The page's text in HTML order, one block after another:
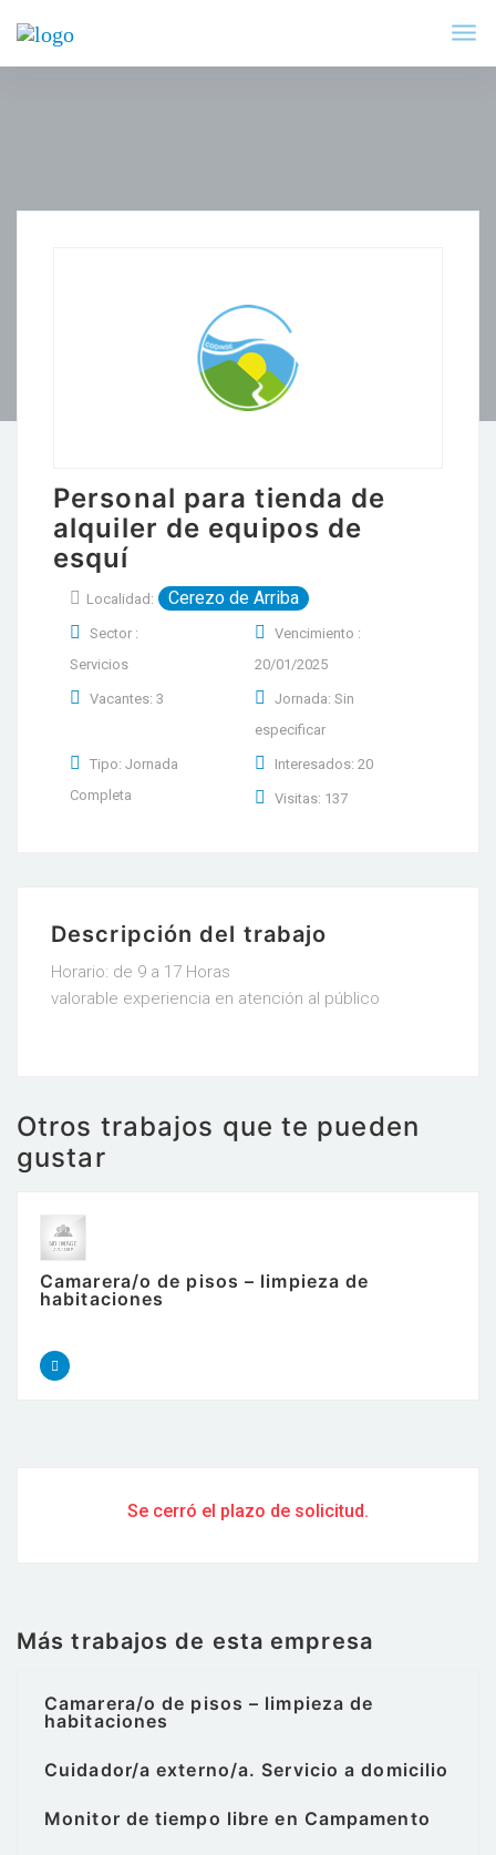
Personal para tienda de
alquiler de equipos de
esquí
Localidad: Cerezo de Arriba
Sector :
Servicios
Vencimiento :
20/01/2025
Vacantes: 3
Jornada: Sin
especificar
Tipo: Jornada
Completa
Interesados: 20
Visitas: 137
Descripción del trabajo
Horario: de 9 a 17 Horas
valorable experiencia en atención al público
Otros trabajos que te pueden
gustar
Camarera/o de pisos – limpieza de
habitaciones
Se cerró el plazo de solicitud.
Más trabajos de esta empresa
Camarera/o de pisos – limpieza de
habitaciones
Cuidador/a externo/a. Servicio a domicilio
Monitor de tiempo libre en Campamento